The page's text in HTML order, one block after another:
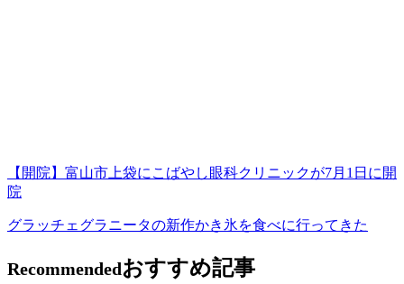
【開院】富山市上袋にこばやし眼科クリニックが7月1日に開
院
グラッチェグラニータの新作かき氷を食べに行ってきた
Recommendedおすすめ記事